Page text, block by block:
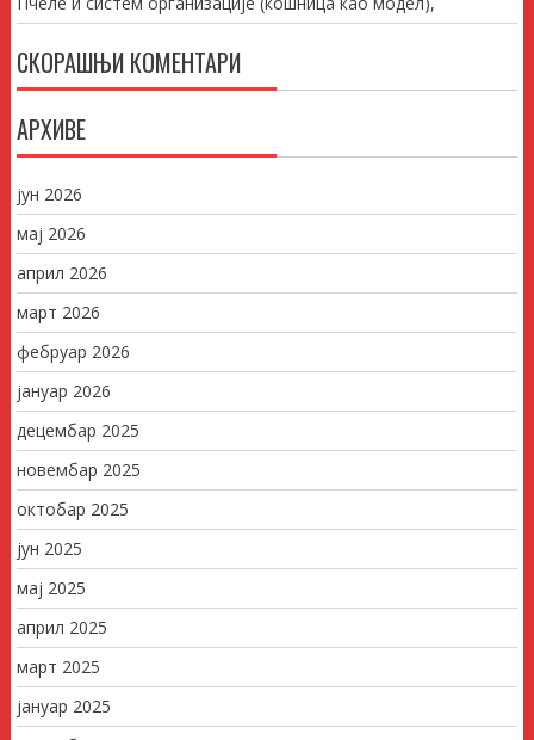
СКОРАШЊИ КОМЕНТАРИ
АРХИВЕ
јун 2026
мај 2026
април 2026
март 2026
фебруар 2026
јануар 2026
децембар 2025
новембар 2025
октобар 2025
јун 2025
мај 2025
април 2025
март 2025
јануар 2025